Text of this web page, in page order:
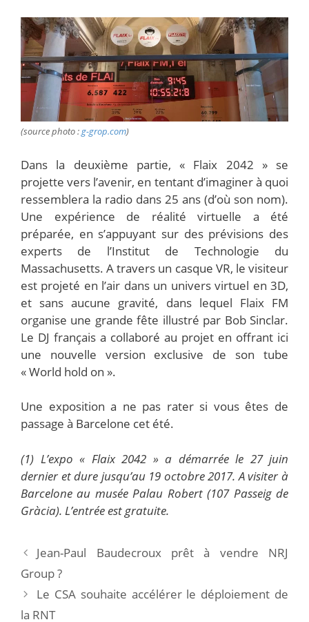
(source photo :g-grop.com)
Dans la deuxième partie, « Flaix 2042 » se
projette vers l’avenir, en tentant d’imaginer à quoi
ressemblera la radio dans 25 ans (d’où son nom).
Une expérience de réalité virtuelle a été
préparée, en s’appuyant sur des prévisions des
experts de l’Institut de Technologie du
Massachusetts. A travers un casque VR, le visiteur
est projeté en l’air dans un univers virtuel en 3D,
et sans aucune gravité, dans lequel Flaix FM
organise une grande fête illustré par Bob Sinclar.
Le DJ français a collaboré au projet en offrant ici
une nouvelle version exclusive de son tube
« World hold on ».
Une exposition a ne pas rater si vous êtes de
passage à Barcelone cet été.
(1) L’expo « Flaix 2042 » a démarrée le 27 juin
dernier et dure jusqu’au 19 octobre 2017. A visiter à
Barcelone au musée Palau Robert (107 Passeig de
Gràcia). L’entrée est gratuite.
Jean-Paul Baudecroux prêt à vendre NRJ
Group ?
Le CSA souhaite accélérer le déploiement de
la RNT